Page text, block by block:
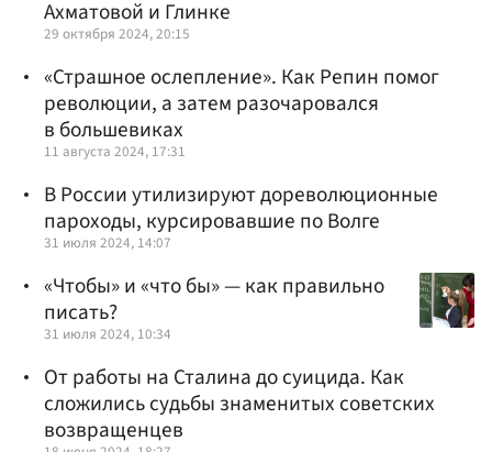
Ахматовой и Глинке
29 октября 2024, 20:15
«Страшное ослепление». Как Репин помог
революции, а затем разочаровался
в большевиках
11 августа 2024, 17:31
В России утилизируют дореволюционные
пароходы, курсировавшие по Волге
31 июля 2024, 14:07
«Чтобы» и «что бы» — как правильно
писать?
31 июля 2024, 10:34
От работы на Сталина до суицида. Как
сложились судьбы знаменитых советских
возвращенцев